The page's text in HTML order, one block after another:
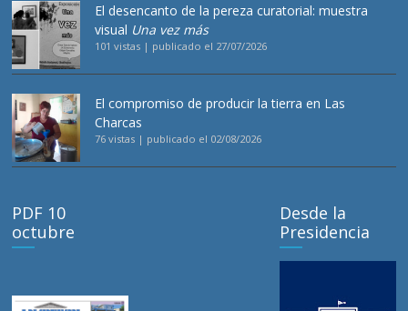
El desencanto de la pereza curatorial: muestra
visual Una vez más
101 vistas | publicado el 27/07/2026
El compromiso de producir la tierra en Las
Charcas
76 vistas | publicado el 02/08/2026
PDF 10
octubre
Desde la
Presidencia